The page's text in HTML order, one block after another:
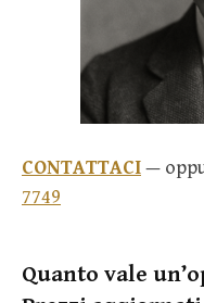
CONTATTACI—
7749
Quanto vale